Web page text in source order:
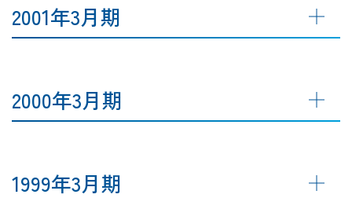
2001年3月期
2000年3月期
1999年3月期